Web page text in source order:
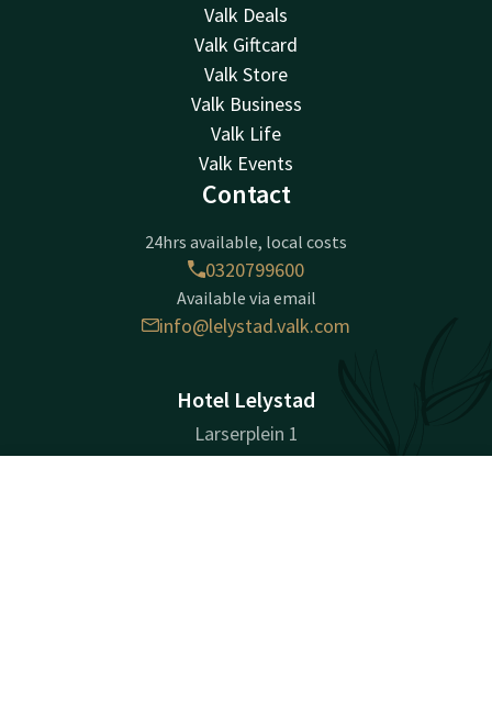
Valk Deals
Valk Giftcard
Valk Store
Valk Business
Valk Life
Valk Events
Contact
24hrs available, local costs
0320799600
Available via email
info@lelystad.valk.com
Hotel Lelystad
Larserplein 1
8226 PB